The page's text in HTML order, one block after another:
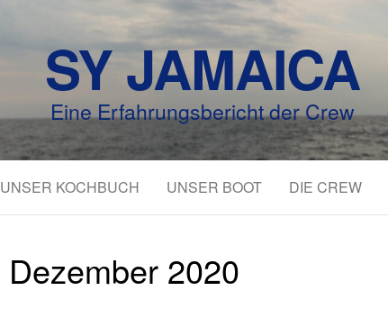
SY JAMAICA
Eine Erfahrungsbericht der Crew
UNSER KOCHBUCH UNSER BOOT DIE CREW
Dezember 2020